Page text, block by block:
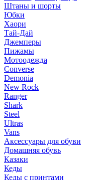
Штаны и шорты
Юбки
Хаори
Тай-Дай
Джемперы
Пижамы
Мотоодежда
Converse
Demonia
New Rock
Ranger
Shark
Steel
Ultras
Vans
Аксессуары для обуви
Домашняя обувь
Казаки
Кеды
Кеды с принтами